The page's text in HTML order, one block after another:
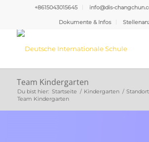
+8615043015645 info@dis-
Dokumente & Infos
Team Kindergarten
Du bist hier: Startseite / Kindergarten /
Team Kindergarten